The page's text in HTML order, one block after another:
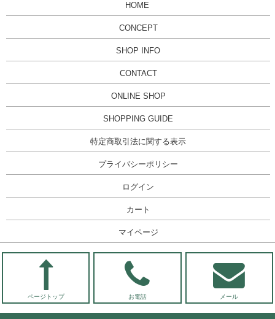
HOME
CONCEPT
SHOP INFO
CONTACT
ONLINE SHOP
SHOPPING GUIDE
特定商取引法に関する表示
プライバシーポリシー
ログイン
カート
マイページ
ページトップ お電話 メール